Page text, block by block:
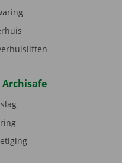
Archisafe